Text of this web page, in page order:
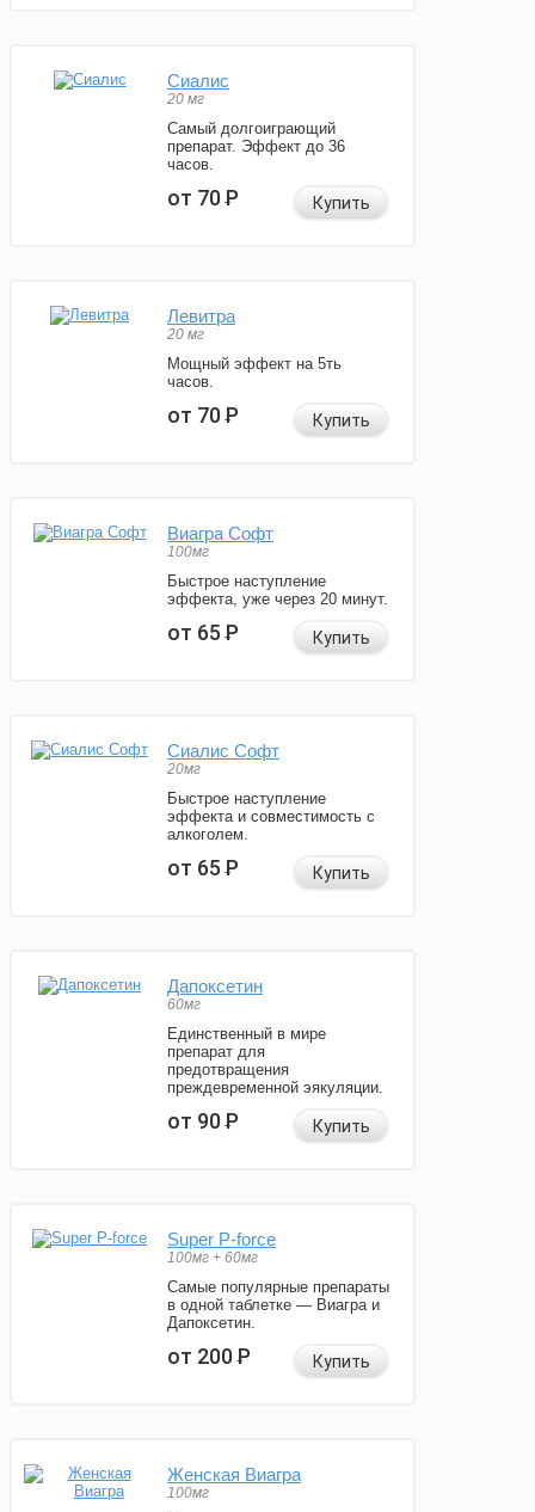
Сиалис
20 мг
Самый долгоиграющий
препарат. Эффект до 36
часов.
от 70Р Купить
Левитра
20 мг
Мощный эффект на 5ть
часов.
от 70Р Купить
Виагра Софт
100мг
Быстрое наступление
эффекта, уже через 20 минут.
от 65Р Купить
Сиалис Софт
20мг
Быстрое наступление
эффекта и совместимость с
алкоголем.
от 65Р Купить
Дапоксетин
60мг
Единственный в мире
препарат для
предотвращения
преждевременной эякуляции.
от 90Р Купить
Super P-force
100мг + 60мг
Самые популярные препараты
в одной таблетке — Виагра и
Дапоксетин.
от 200Р Купить
Женская Виагра
100мг